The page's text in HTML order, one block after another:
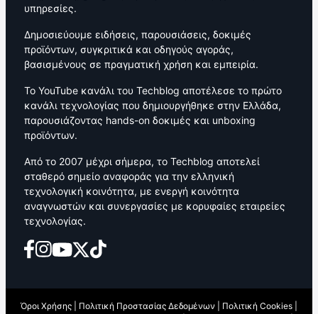
υπηρεσίες.
Δημοσιεύουμε ειδήσεις, παρουσιάσεις, δοκιμές
προϊόντων, συγκριτικά και οδηγούς αγοράς,
βασισμένους σε πραγματική χρήση και εμπειρία.
Το YouTube κανάλι του Techblog αποτέλεσε το πρώτο
κανάλι τεχνολογίας που δημιουργήθηκε στην Ελλάδα,
παρουσιάζοντας hands-on δοκιμές και unboxing
προϊόντων.
Από το 2007 μέχρι σήμερα, το Techblog αποτελεί
σταθερό σημείο αναφοράς για την ελληνική
τεχνολογική κοινότητα, με ενεργή κοινότητα
αναγνωστών και συνεργασίες με κορυφαίες εταιρείες
τεχνολογίας.
Όροι Χρήσης Πολιτική Προστασίας Δεδομένων Πολιτική Cookies